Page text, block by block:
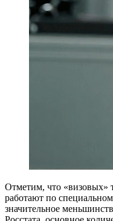
Отметим, что «визовых»
работают по
значительное